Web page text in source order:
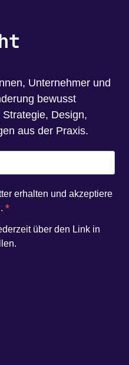
Unternehmer und
bewusst
Design,
aus der Praxis.
erhalten und akzeptiere
über den Link in